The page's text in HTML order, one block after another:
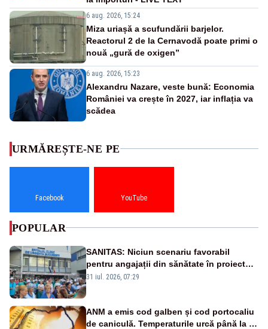
6 aug. 2026, 15:24
Miza uriașă a scufundării barjelor.
Reactorul 2 de la Cernavodă poate primi o
nouă „gură de oxigen”
6 aug. 2026, 15:23
Alexandru Nazare, veste bună: Economia
României va crește în 2027, iar inflația va
scădea
URMĂREȘTE-NE PE
Facebook YouTube
POPULAR
SANITAS: Niciun scenariu favorabil
pentru angajații din sănătate în proiectul
Legii salarizării
31 iul. 2026, 07:29
ANM a emis cod galben și cod portocaliu
de caniculă. Temperaturile urcă până la 38